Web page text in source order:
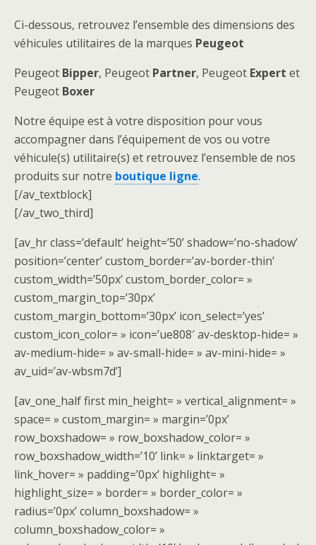
Ci-dessous, retrouvez l’ensemble des dimensions des
véhicules utilitaires de la marques Peugeot
Peugeot Bipper, Peugeot Partner, Peugeot Expert et
Peugeot Boxer
Notre équipe est à votre disposition pour vous
accompagner dans l’équipement de vos ou votre
véhicule(s) utilitaire(s) et retrouvez l’ensemble de nos
produits sur notre boutique ligne.
[/av_textblock]
[/av_two_third]
[av_hr class=’default’ height=’50’ shadow=’no-shadow’
position=’center’ custom_border=’av-border-thin’
custom_width=’50px’ custom_border_color= »
custom_margin_top=’30px’
custom_margin_bottom=’30px’ icon_select=’yes’
custom_icon_color= » icon=’ue808′ av-desktop-hide= »
av-medium-hide= » av-small-hide= » av-mini-hide= »
av_uid=’av-wbsm7d’]
[av_one_half first min_height= » vertical_alignment= »
space= » custom_margin= » margin=’0px’
row_boxshadow= » row_boxshadow_color= »
row_boxshadow_width=’10’ link= » linktarget= »
link_hover= » padding=’0px’ highlight= »
highlight_size= » border= » border_color= »
radius=’0px’ column_boxshadow= »
column_boxshadow_color= »